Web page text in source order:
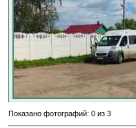
Показано фотографий: 0 из 3